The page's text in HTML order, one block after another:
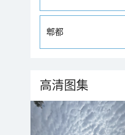
郫都
高清图集